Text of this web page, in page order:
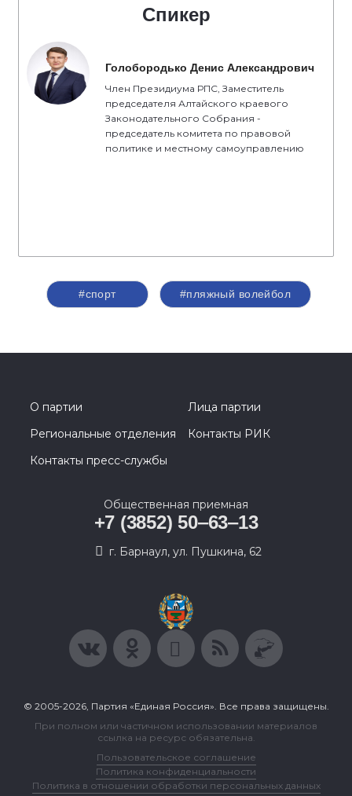
Спикер
Голобородько Денис Александрович
Член Президиума РПС, Заместитель
председателя Алтайского краевого
Законодательного Собрания -
председатель комитета по правовой
политике и местному самоуправлению
#спорт #пляжный волейбол
О партии
Лица партии
Региональные отделения
Контакты РИК
Контакты пресс-службы
Общественная приемная
+7 (3852) 50‒63‒13
г. Барнаул, ул. Пушкина, 62
© 2005-2026, Партия «Единая Россия». Все права защищены.
При полном или частичном использовании материалов
ссылка на ресурс обязательна.
Пользовательское соглашение
Политика конфиденциальности
Политика в отношении обработки персональных данных